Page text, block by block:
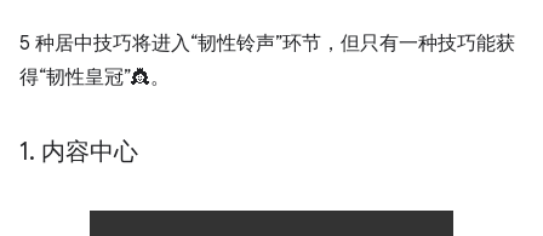
5 种居中技巧将进入“韧性铃声”环节，但只有一种技巧能获
得“韧性皇冠”👸。
1. 内容中心